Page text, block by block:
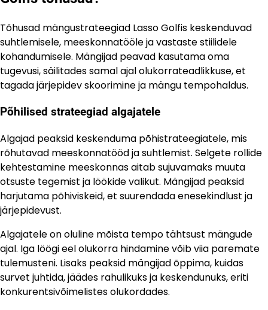
Tõhusad mängustrateegiad Lasso Golfis keskenduvad
suhtlemisele, meeskonnatööle ja vastaste stiilidele
kohandumisele. Mängijad peavad kasutama oma
tugevusi, säilitades samal ajal olukorrateadlikkuse, et
tagada järjepidev skoorimine ja mängu tempohaldus.
Põhilised strateegiad algajatele
Algajad peaksid keskenduma põhistrateegiatele, mis
rõhutavad meeskonnatööd ja suhtlemist. Selgete rollide
kehtestamine meeskonnas aitab sujuvamaks muuta
otsuste tegemist ja löökide valikut. Mängijad peaksid
harjutama põhiviskeid, et suurendada enesekindlust ja
järjepidevust.
Algajatele on oluline mõista tempo tähtsust mängude
ajal. Iga löögi eel olukorra hindamine võib viia paremate
tulemusteni. Lisaks peaksid mängijad õppima, kuidas
survet juhtida, jäädes rahulikuks ja keskendunuks, eriti
konkurentsivõimelistes olukordades.